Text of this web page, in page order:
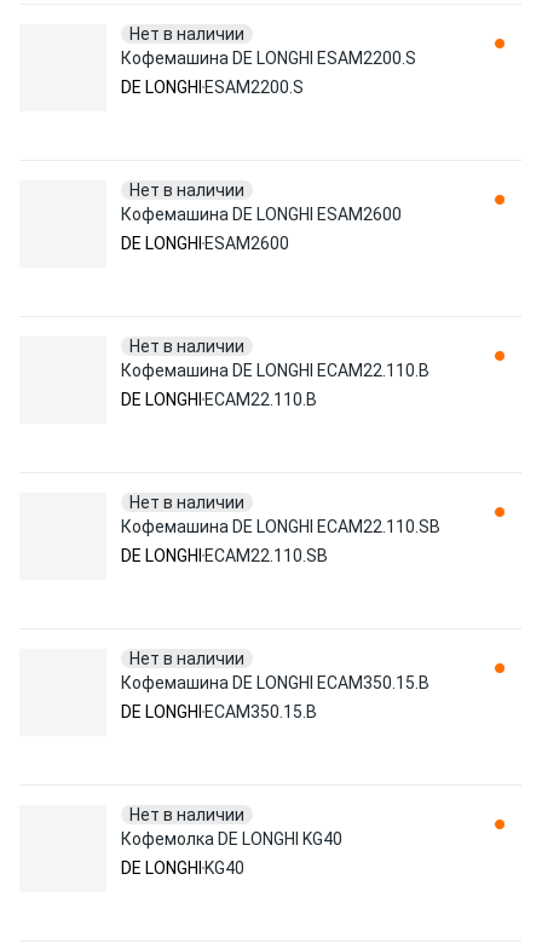
Нет в наличии
Кофемашина DE LONGHI ESAM2200.S
DE LONGHI ESAM2200.S
Нет в наличии
Кофемашина DE LONGHI ESAM2600
DE LONGHI ESAM2600
Нет в наличии
Кофемашина DE LONGHI ECAM22.110.B
DE LONGHI ECAM22.110.B
Нет в наличии
Кофемашина DE LONGHI ECAM22.110.SB
DE LONGHI ECAM22.110.SB
Нет в наличии
Кофемашина DE LONGHI ECAM350.15.B
DE LONGHI ECAM350.15.B
Нет в наличии
Кофемолка DE LONGHI KG40
DE LONGHI KG40